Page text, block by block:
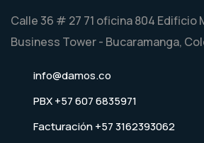
Calle 36 # 27 71 oficina 804 Edificio
Business Tower - Bucaramanga,
info@damos.co
PBX +57 607 6835971
Facturación +57 3162393062